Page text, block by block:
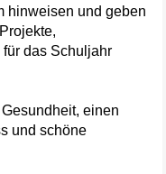
hinweisen und geben
das Schuljahr
einen
und schöne